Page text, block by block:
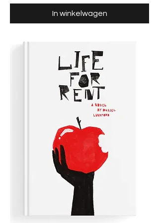
In winkelwagen